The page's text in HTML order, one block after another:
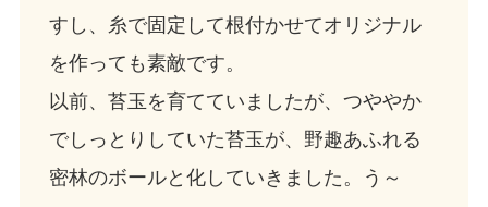
すし、糸で固定して根付かせてオリジナル
を作っても素敵です。
以前、苔玉を育てていましたが、つややか
でしっとりしていた苔玉が、野趣あふれる
密林のボールと化していきました。う～